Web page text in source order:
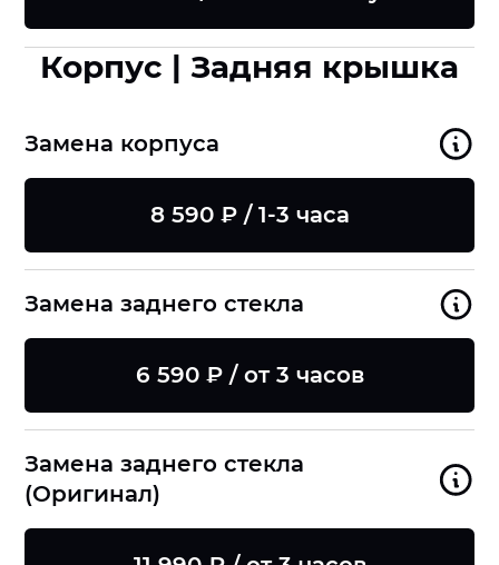
Корпус | Задняя крышка
Замена корпуса
8 590 ₽ / 1-3 часа
Замена заднего стекла
6 590 ₽ / от 3 часов
Замена заднего стекла
(Оригинал)